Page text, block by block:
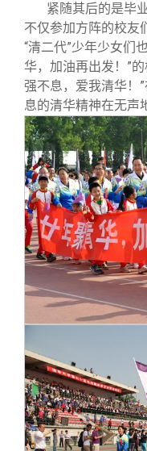
紧随其后的是毕
不仅参加方阵的校友
“清二代”少年少女们
华，加油再出发！”
强不息，爱我清华！
息的清华精神在无声